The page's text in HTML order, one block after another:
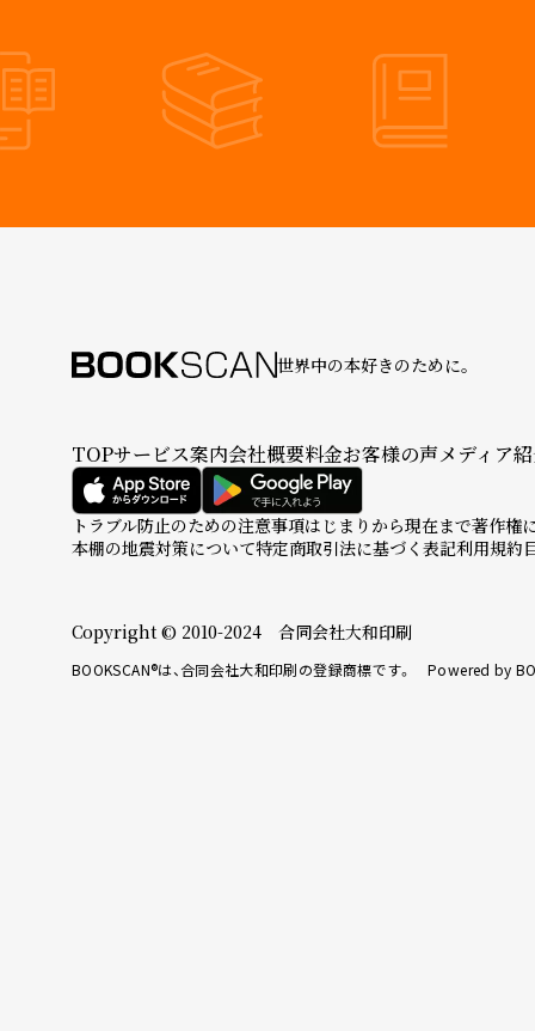
世界中の本好きのために。
TOPサービス案内会社概要料金お客様の声メディア
トラブル防止のための注意事項はじまりから現在まで著作権
本棚の地震対策について特定商取引法に基づく表記利用規約
Copyright © 2010-2024 合同会社大和印刷
BOOKSCAN®は、合同会社大和印刷の登録商標です。 Powered by